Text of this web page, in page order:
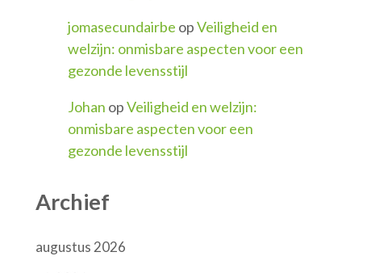
jomasecundairbe opVeiligheid en
welzijn: onmisbare aspecten voor een
gezonde levensstijl
Johan opVeiligheid en welzijn:
onmisbare aspecten voor een
gezonde levensstijl
Archief
augustus 2026